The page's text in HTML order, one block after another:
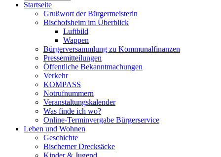
Startseite
Grußwort der Bürgermeisterin
Bischofsheim im Überblick
Luftbild
Wappen
Bürgerversammlung zu Kommunalfinanzen
Pressemitteilungen
Öffentliche Bekanntmachungen
Verkehr
KOMPASS
Notrufnummern
Veranstaltungskalender
Was finde ich wo?
Online-Terminvergabe Bürgerservice
Leben und Wohnen
Geschichte
Bischemer Drecksäcke
Kinder & Jugend